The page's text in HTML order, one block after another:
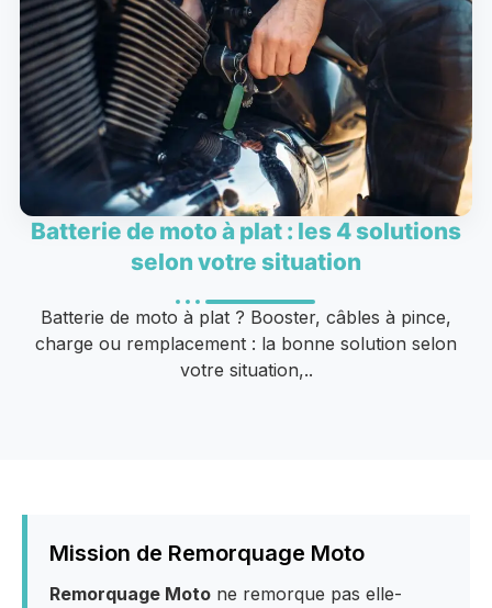
Batterie de moto à plat : les 4 solutions
selon votre situation
Batterie de moto à plat ? Booster, câbles à pince,
charge ou remplacement : la bonne solution selon
votre situation,..
Mission de Remorquage Moto
Remorquage Moto ne remorque pas elle-